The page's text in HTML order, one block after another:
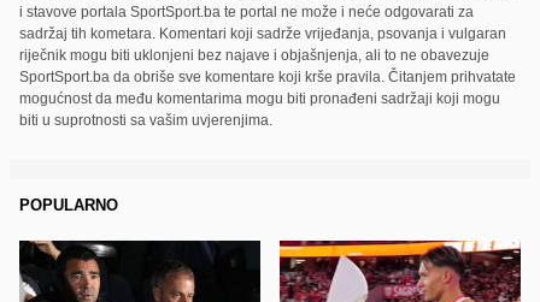
i stavove portala SportSport.ba te portal ne može i neće odgovarati za
sadržaj tih kometara. Komentari koji sadrže vrijeđanja, psovanja i vulgaran
riječnik mogu biti uklonjeni bez najave i objašnjenja, ali to ne obavezuje
SportSport.ba da obriše sve komentare koji krše pravila. Čitanjem prihvatate
mogućnost da među komentarima mogu biti pronađeni sadržaji koji mogu
biti u suprotnosti sa vašim uvjerenjima.
POPULARNO